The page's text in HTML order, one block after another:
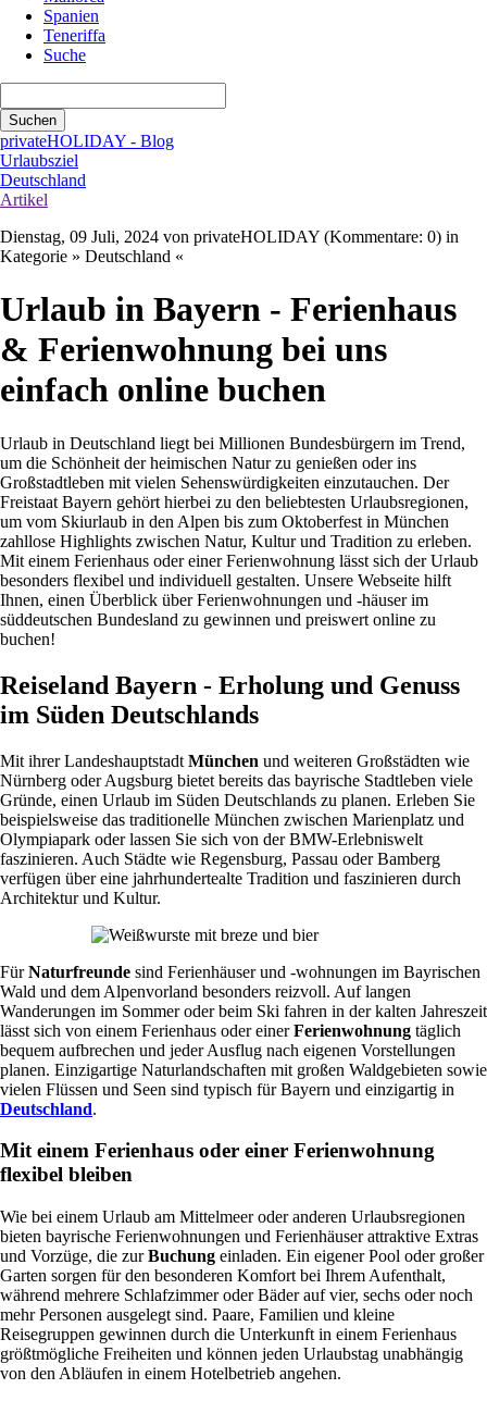
Spanien
Teneriffa
Suche
Suchen
privateHOLIDAY - Blog
Urlaubsziel
Deutschland
Artikel
Dienstag, 09 Juli, 2024 von privateHOLIDAY (Kommentare: 0) in
Kategorie » Deutschland «
Urlaub in Bayern - Ferienhaus
& Ferienwohnung bei uns
einfach online buchen
Urlaub in Deutschland liegt bei Millionen Bundesbürgern im Trend,
um die Schönheit der heimischen Natur zu genießen oder ins
Großstadtleben mit vielen Sehenswürdigkeiten einzutauchen. Der
Freistaat Bayern gehört hierbei zu den beliebtesten Urlaubsregionen,
um vom Skiurlaub in den Alpen bis zum Oktoberfest in München
zahllose Highlights zwischen Natur, Kultur und Tradition zu erleben.
Mit einem Ferienhaus oder einer Ferienwohnung lässt sich der Urlaub
besonders flexibel und individuell gestalten. Unsere Webseite hilft
Ihnen, einen Überblick über Ferienwohnungen und -häuser im
süddeutschen Bundesland zu gewinnen und preiswert online zu
buchen!
Reiseland Bayern - Erholung und Genuss
im Süden Deutschlands
Mit ihrer Landeshauptstadt München und weiteren Großstädten wie
Nürnberg oder Augsburg bietet bereits das bayrische Stadtleben viele
Gründe, einen Urlaub im Süden Deutschlands zu planen. Erleben Sie
beispielsweise das traditionelle München zwischen Marienplatz und
Olympiapark oder lassen Sie sich von der BMW-Erlebniswelt
faszinieren. Auch Städte wie Regensburg, Passau oder Bamberg
verfügen über eine jahrhundertealte Tradition und faszinieren durch
Architektur und Kultur.
FürNaturfreunde sind Ferienhäuser und -wohnungen im Bayrischen
Wald und dem Alpenvorland besonders reizvoll. Auf langen
Wanderungen im Sommer oder beim Ski fahren in der kalten Jahreszeit
lässt sich von einem Ferienhaus oder einerFerienwohnung täglich
bequem aufbrechen und jeder Ausflug nach eigenen Vorstellungen
planen. Einzigartige Naturlandschaften mit großen Waldgebieten sowie
vielen Flüssen und Seen sind typisch für Bayern und einzigartig in
Deutschland.
Mit einem Ferienhaus oder einer Ferienwohnung
flexibel bleiben
Wie bei einem Urlaub am Mittelmeer oder anderen Urlaubsregionen
bieten bayrische Ferienwohnungen und Ferienhäuser attraktive Extras
und Vorzüge, die zurBuchung einladen. Ein eigener Pool oder großer
Garten sorgen für den besonderen Komfort bei Ihrem Aufenthalt,
während mehrere Schlafzimmer oder Bäder auf vier, sechs oder noch
mehr Personen ausgelegt sind. Paare, Familien und kleine
Reisegruppen gewinnen durch die Unterkunft in einem Ferienhaus
größtmögliche Freiheiten und können jeden Urlaubstag unabhängig
von den Abläufen in einem Hotelbetrieb angehen.